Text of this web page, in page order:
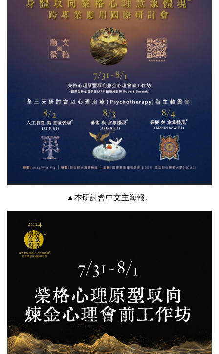
▲本研討會中文主海報。